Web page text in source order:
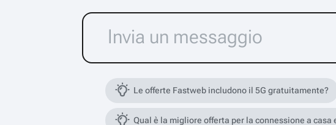
Le offerte Fastweb includono il 5G gratuitamente?
Qual è la migliore offerta per la connessione a casa